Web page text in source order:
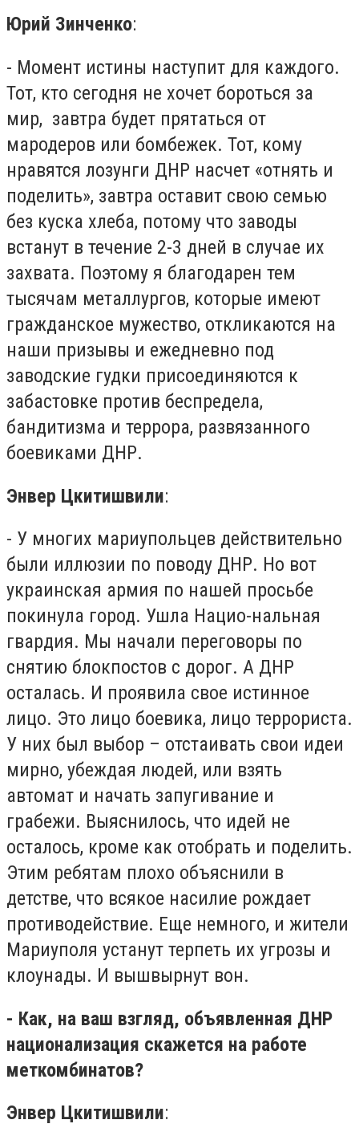
Юрий Зинченко:
- Момент истины наступит для каждого.
Тот, кто сегодня не хочет бороться за
мир, завтра будет прятаться от
мародеров или бомбежек. Тот, кому
нравятся лозунги ДНР насчет «отнять и
поделить», завтра оставит свою семью
без куска хлеба, потому что заводы
встанут в течение 2-3 дней в случае их
захвата. Поэтому я благодарен тем
тысячам металлургов, которые имеют
гражданское мужество, откликаются на
наши призывы и ежедневно под
заводские гудки присоединяются к
забастовке против беспредела,
бандитизма и террора, развязанного
боевиками ДНР.
Энвер Цкитишвили:
- У многих мариупольцев действительно
были иллюзии по поводу ДНР. Но вот
украинская армия по нашей просьбе
покинула город. Ушла Нацио-нальная
гвардия. Мы начали переговоры по
снятию блокпостов с дорог. А ДНР
осталась. И проявила свое истинное
лицо. Это лицо боевика, лицо террориста.
У них был выбор – отстаивать свои идеи
мирно, убеждая людей, или взять
автомат и начать запугивание и
грабежи. Выяснилось, что идей не
осталось, кроме как отобрать и поделить.
Этим ребятам плохо объяснили в
детстве, что всякое насилие рождает
противодействие. Еще немного, и жители
Мариуполя устанут терпеть их угрозы и
клоунады. И вышвырнут вон.
- Как, на ваш взгляд, объявленная ДНР
национализация скажется на работе
меткомбинатов?
Энвер Цкитишвили: